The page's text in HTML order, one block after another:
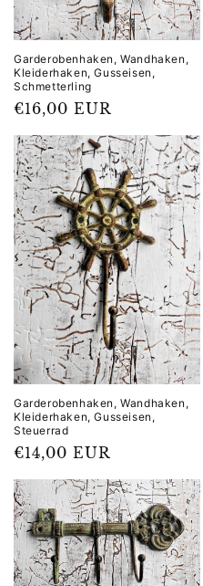
Garderobenhaken, Wandhaken,
Kleiderhaken, Gusseisen,
Schmetterling
Normaler
€16,00 EUR
Garderobenhaken, Wandhaken,
Kleiderhaken, Gusseisen,
Steuerrad
Normaler
€14,00 EUR